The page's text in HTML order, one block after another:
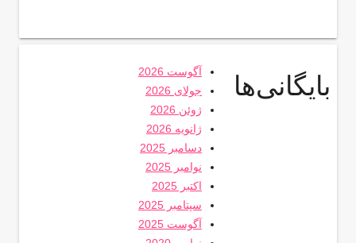
بایگانی‌ها
آگوست 2026
جولای 2026
ژوئن 2026
ژانویه 2026
دسامبر 2025
نوامبر 2025
اکتبر 2025
سپتامبر 2025
آگوست 2025